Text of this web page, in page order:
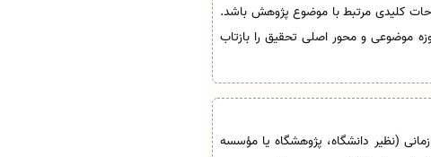
کلیدی مرتبط با موضوع پژوهش باشد.
موضوعی و محور اصلی تحقیق را بازتاب
(نظیر دانشگاه، پژوهشگاه یا مؤسسه